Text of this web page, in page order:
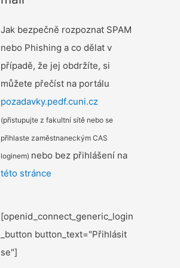
Jak bezpečně rozpoznat SPAM
nebo Phishing a co dělat v
případě, že jej obdržíte, si
můžete přečíst na portálu
pozadavky.pedf.cuni.cz
(přistupujte z fakultní sítě nebo se
přihlaste zaměstnaneckým CAS
loginem) nebo bez přihlášení na
této stránce
[openid_connect_generic_login
_button button_text="Přihlásit
se"]